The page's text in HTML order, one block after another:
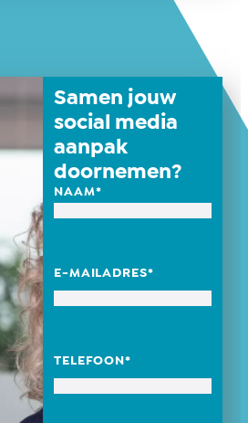
Samen jouw
social media
aanpak
doornemen?
NAAM*
E-MAILADRES*
TELEFOON*